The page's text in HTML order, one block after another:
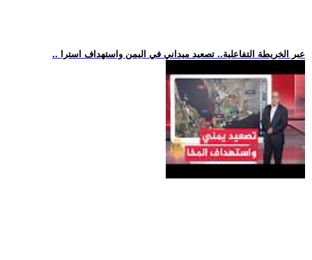
.. عبر الخريطة التفاعلية.. تصعيد ميداني في اليمن واستهداف استرا